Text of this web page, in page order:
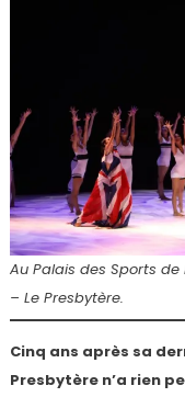
Au Palais des Sports
– Le Presbytère.
Cinq ans après sa
Presbytère n’a rien